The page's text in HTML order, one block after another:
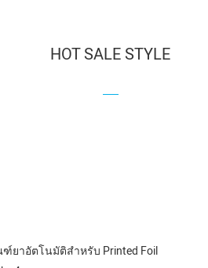
HOT SALE STYLE
FOR